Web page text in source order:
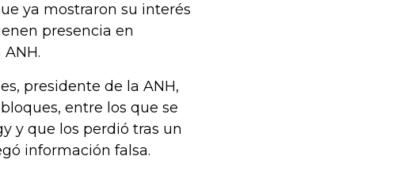
ya mostraron su interés
presencia en
presidente de la ANH,
entre los que se
y que los perdió tras un
información falsa.